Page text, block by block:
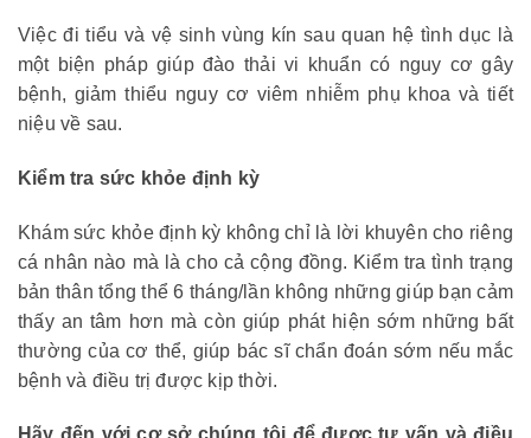
Việc đi tiểu và vệ sinh vùng kín sau quan hệ tình dục là
một biện pháp giúp đào thải vi khuẩn có nguy cơ gây
bệnh, giảm thiểu nguy cơ viêm nhiễm phụ khoa và tiết
niệu về sau.
Kiểm tra sức khỏe định kỳ
Khám sức khỏe định kỳ không chỉ là lời khuyên cho riêng
cá nhân nào mà là cho cả cộng đồng. Kiểm tra tình trạng
bản thân tổng thể 6 tháng/lần không những giúp bạn cảm
thấy an tâm hơn mà còn giúp phát hiện sớm những bất
thường của cơ thể, giúp bác sĩ chẩn đoán sớm nếu mắc
bệnh và điều trị được kịp thời.